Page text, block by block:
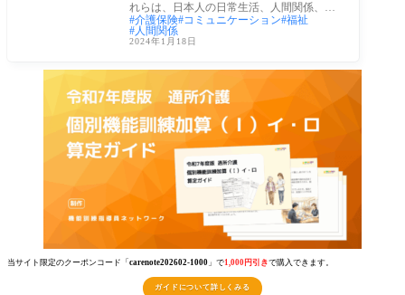
れらは、日本人の日常生活、人間関係、さ
らには
介護保険 コミュニケーション 福祉
人間関係
2024年1月18日
当サイト限定のクーポンコード「 carenote202602-1000 」で1,000円引きで購入できます。
ガイドについて詳しくみる